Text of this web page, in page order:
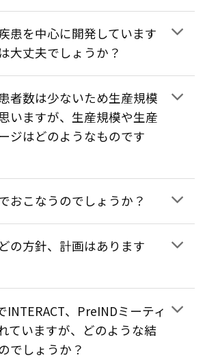
患を中心に開発しています
大丈夫でしょうか？
者数は少ないため生産規模
いますが、生産規模や生産
ジはどのようなものです
おこなうのでしょうか？
の方針、計画はあります
INTERACT、PreINDミーティ
ていますが、どのような結
でしょうか？